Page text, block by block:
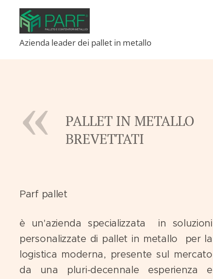
Azienda leader dei pallet in metallo
PALLET IN METALLO
BREVETTATI
Parf pallet
è un'azienda specializzata in soluzioni
personalizzate di pallet in metallo per la
logistica moderna, presente sul mercato
da una pluri-decennale esperienza e